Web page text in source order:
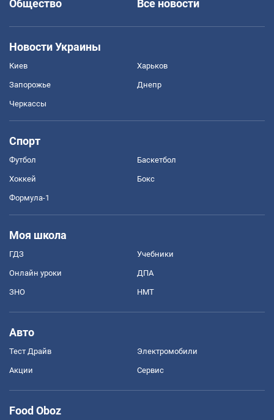
Общество
Все новости
Новости Украины
Киев Харьков
Запорожье Днепр
Черкассы
Спорт
Футбол Баскетбол
Хоккей Бокс
Формула-1
Моя школа
ГДЗ Учебники
Онлайн уроки ДПА
ЗНО НМТ
Авто
Тест Драйв Электромобили
Акции Сервис
Food Oboz